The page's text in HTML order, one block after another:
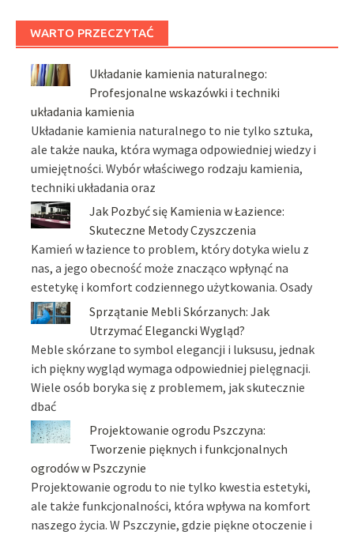
WARTO PRZECZYTAĆ
Układanie kamienia naturalnego:
Profesjonalne wskazówki i techniki
układania kamienia
Układanie kamienia naturalnego to nie tylko sztuka,
ale także nauka, która wymaga odpowiedniej wiedzy i
umiejętności. Wybór właściwego rodzaju kamienia,
techniki układania oraz
Jak Pozbyć się Kamienia w Łazience:
Skuteczne Metody Czyszczenia
Kamień w łazience to problem, który dotyka wielu z
nas, a jego obecność może znacząco wpłynąć na
estetykę i komfort codziennego użytkowania. Osady
Sprzątanie Mebli Skórzanych: Jak
Utrzymać Elegancki Wygląd?
Meble skórzane to symbol elegancji i luksusu, jednak
ich piękny wygląd wymaga odpowiedniej pielęgnacji.
Wiele osób boryka się z problemem, jak skutecznie
dbać
Projektowanie ogrodu Pszczyna:
Tworzenie pięknych i funkcjonalnych
ogrodów w Pszczynie
Projektowanie ogrodu to nie tylko kwestia estetyki,
ale także funkcjonalności, która wpływa na komfort
naszego życia. W Pszczynie, gdzie piękne otoczenie i